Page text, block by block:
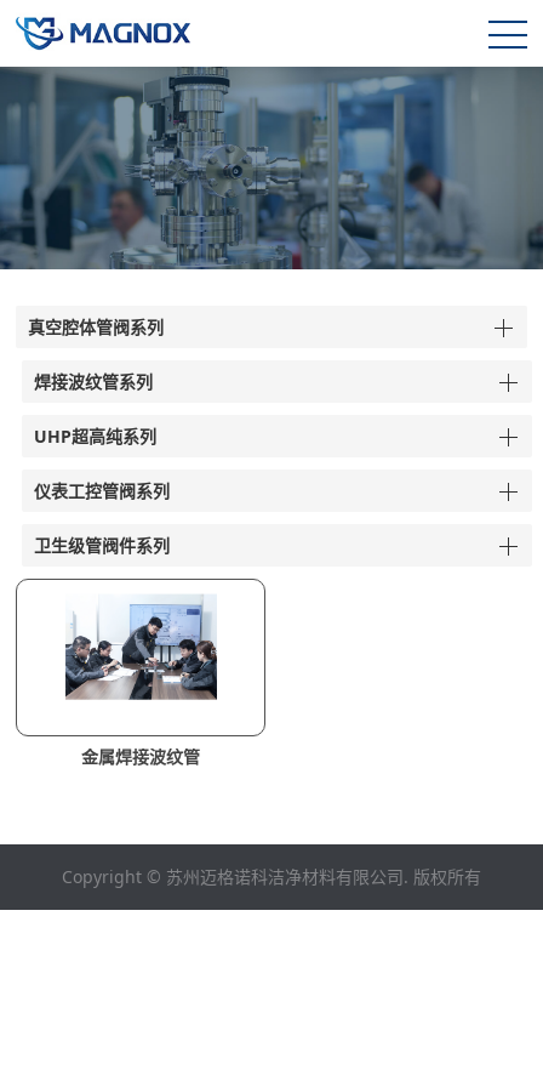
真空腔体管阀系列
焊接波纹管系列
UHP超高纯系列
仪表工控管阀系列
卫生级管阀件系列
金属焊接波纹管
Copyright © 苏州迈格诺科洁净材料有限公司. 版权所有